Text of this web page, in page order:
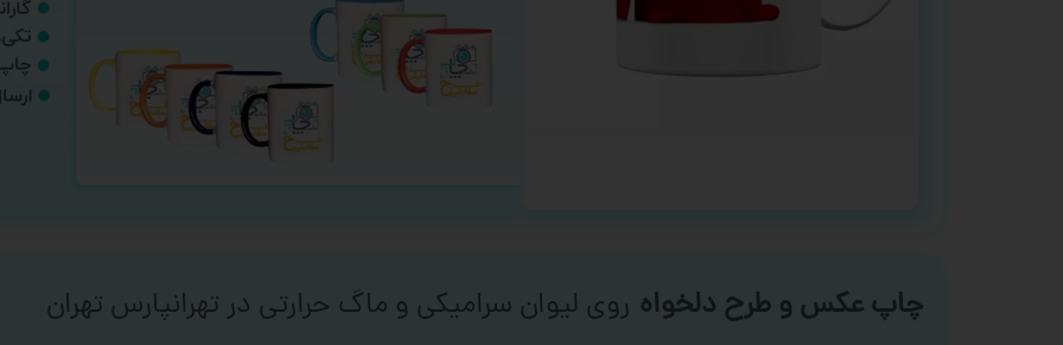
چاپ عکس و طرح دلخواه روی لیوان سرامیکی و ماگ حرارتی در تهرانپارس تهران